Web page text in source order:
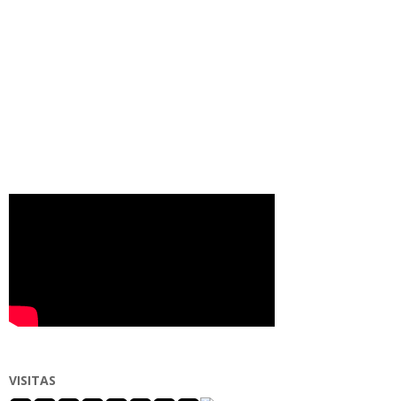
VISITAS